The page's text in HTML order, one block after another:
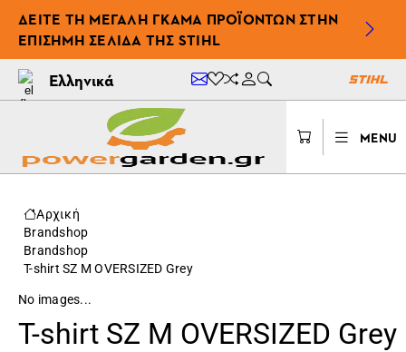
ΔΕΊΤΕ ΤΗ ΜΕΓΆΛΗ ΓΚΆΜΑ ΠΡΟΪΌΝΤΩΝ ΣΤΗΝ
ΕΠΊΣΗΜΗ ΣΕΛΊΔΑ ΤΗΣ STIHL
Ελληνικά
MENU
Αρχική
Brandshop
Brandshop
T-shirt SZ M OVERSIZED Grey
No images...
T-shirt SZ M OVERSIZED Grey